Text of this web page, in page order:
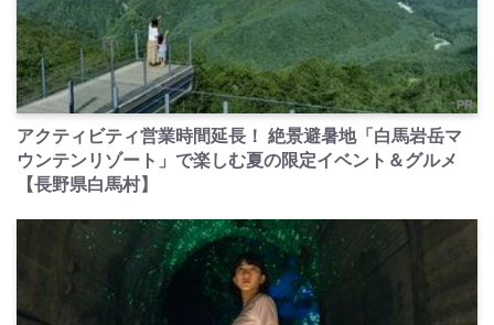
PR
アクティビティ営業時間延長！ 絶景避暑地「白馬岩岳マ
ウンテンリゾート」で楽しむ夏の限定イベント＆グルメ
【長野県白馬村】